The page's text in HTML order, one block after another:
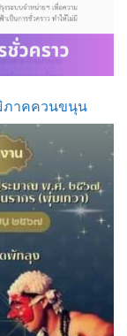
ภาคควนขนุน